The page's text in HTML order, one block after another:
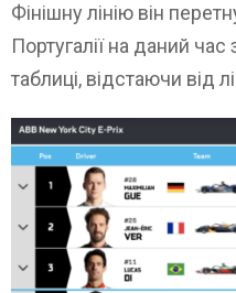
Фінішну лінію він
Португалії на даний час
таблиці, відстаючи від